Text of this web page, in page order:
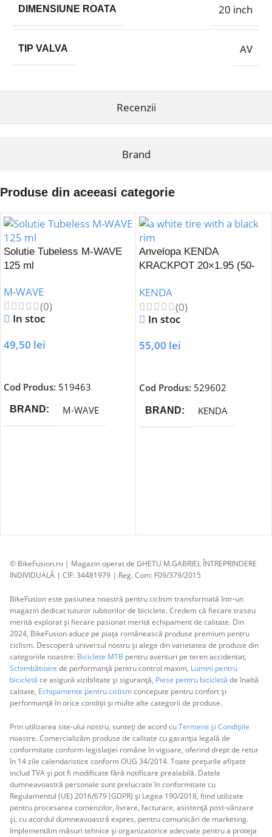
Recenzii
Brand
DIMENSIUNE ROATA 20 inch
TIP VALVA AV
Produse din aceeasi categorie
Solutie Tubeless M-WAVE
125 ml
M-WAVE
(0)
In stoc
49,50 lei
Cod Produs: 519463
BRAND M-WAVE
Anvelopa KENDA
KRACKPOT 20×1.95 (50-
KENDA
(0)
In stoc
55,00 lei
Cod Produs: 529602
BRAND KENDA
© BikeFusion.ro | Magazin operat de GHETU M.GABRIEL ÎNTREPRINDERE
INDIVIDUALĂ | CIF: 34481979 | Reg. Com: F09/379/2015
BikeFusion este pasiunea noastră pentru ciclism transformată într-un
magazin dedicat tuturor iubitorilor de biciclete. Credem că fiecare traseu
merită explorat și fiecare pasionat merită echipament de calitate. Din
2024, BikeFusion aduce pe piața românească produse premium pentru
ciclism. Descoperă universul nostru și alege din varietatea de produse din
categoriile noastre: Biciclete MTB pentru aventuri pe teren accidentat,
Schimbătoare de performanță pentru control maxim, Lumini pentru
bicicletă ce asigură vizibilitate și siguranță, Piese pentru bicicletă de înaltă
calitate, Echipamente pentru ciclismconcepute pentru confort și
performanță în orice condiții și multe alte categorii de produse.
Prin utilizarea site-ului nostru, sunteți de acord cuTermenii și Condițiile
noastre. Comercializăm produse de calitate cu garanția legală de
conformitate conform legislației române în vigoare, oferind drept de retur
în 14 zile calendaristice conform OUG 34/2014. Toate prețurile afișate
includ TVA și pot fi modificate fără notificare prealabilă. Datele
dumneavoastră personale sunt prelucrate în conformitate cu
Regulamentul (UE) 2016/679 (GDPR) și Legea 190/2018, fiind utilizate
pentru procesarea comenzilor, livrare, facturare, asistență post-vânzare
și, cu acordul dumneavoastră expres, pentru comunicări de marketing.
Implementăm măsuri tehnice și organizatorice adecvate pentru a proteja